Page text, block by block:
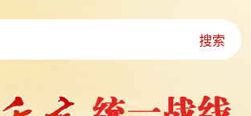
搜索